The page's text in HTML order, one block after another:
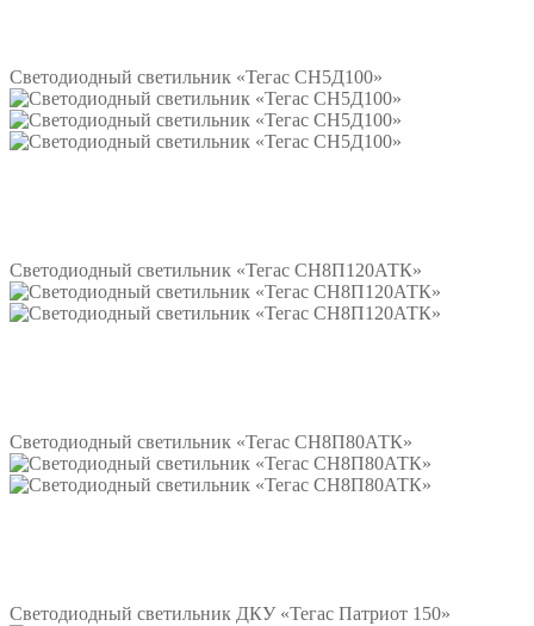
Светодиодный светильник «Тегас СН5Д100»
Светодиодный светильник «Тегас СН8П120АТК»
Светодиодный светильник «Тегас СН8П80АТК»
Светодиодный светильник ДКУ «Тегас Патриот 150»